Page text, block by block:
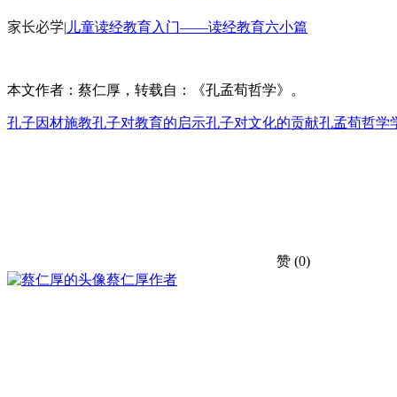
家长必学| 儿童读经教育入门——读经教育六小篇
本文作者：蔡仁厚，转载自：《孔孟荀哲学》。
孔子因材施教孔子对教育的启示孔子对文化的贡献孔孟荀哲学
赞 (0)
蔡仁厚作者